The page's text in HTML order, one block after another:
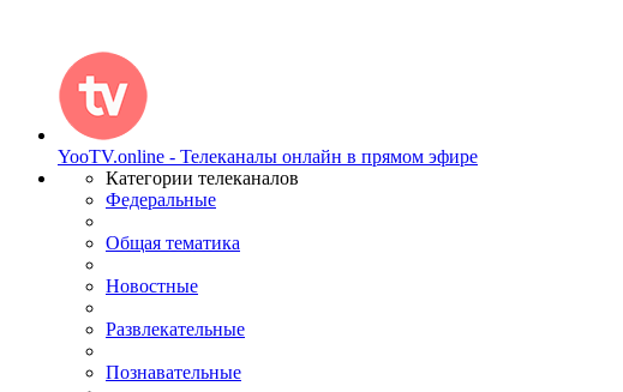
YooTV.online - Телеканалы онлайн в прямом эфире
Категории телеканалов
Федеральные
Общая тематика
Новостные
Развлекательные
Познавательные